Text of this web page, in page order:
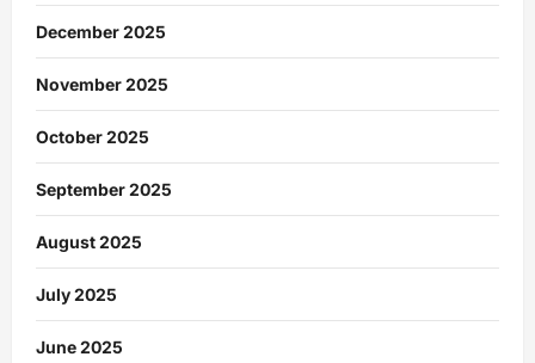
December 2025
November 2025
October 2025
September 2025
August 2025
July 2025
June 2025